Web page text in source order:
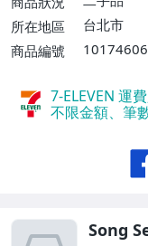
所在地區
台北市
商品編號
7-ELEVEN 運
不限金額、筆
Song